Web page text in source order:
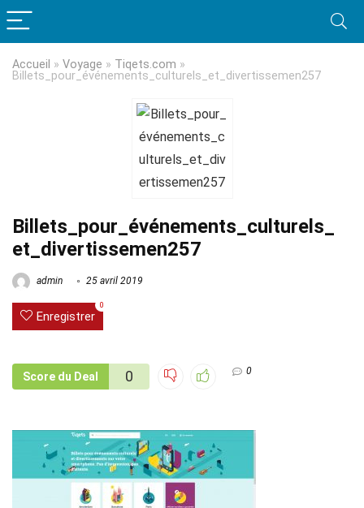
Accueil » Voyage » Tiqets.com »
Billets_pour_événements_culturels_et_divertissemen257
Billets_pour_événements_culturels_
et_divertissemen257
admin 25 avril 2019
Enregistrer
0
Score du Deal 0 0